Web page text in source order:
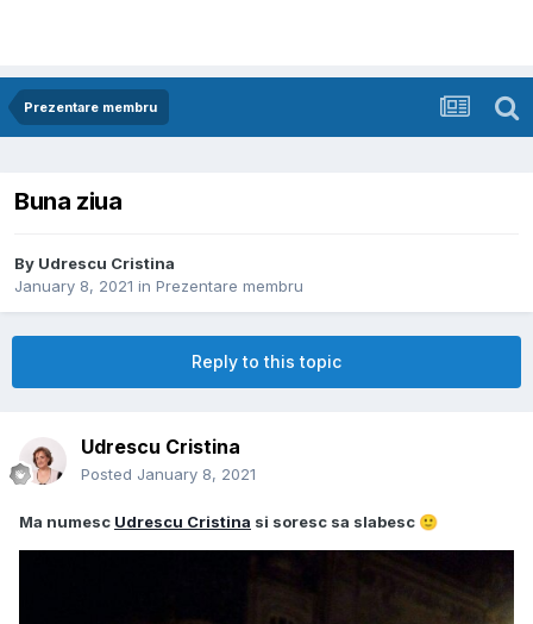
Prezentare membru
Buna ziua
By Udrescu Cristina
January 8, 2021 in Prezentare membru
Reply to this topic
Udrescu Cristina
Posted January 8, 2021
Ma numesc Udrescu Cristina si soresc sa slabesc 🙂